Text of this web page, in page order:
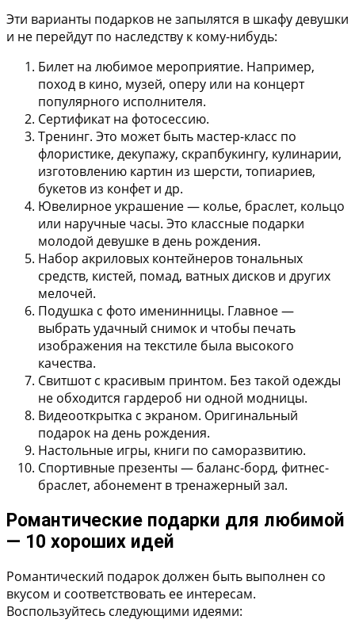
Эти варианты подарков не запылятся в шкафу девушки
и не перейдут по наследству к кому-нибудь:
Билет на любимое мероприятие. Например,
поход в кино, музей, оперу или на концерт
популярного исполнителя.
Сертификат на фотосессию.
Тренинг. Это может быть мастер-класс по
флористике, декупажу, скрапбукингу, кулинарии,
изготовлению картин из шерсти, топиариев,
букетов из конфет и др.
Ювелирное украшение— колье, браслет, кольцо
или наручные часы. Это классные подарки
молодой девушке в день рождения.
Набор акриловых контейнеров тональных
средств, кистей, помад, ватных дисков и других
мелочей.
Подушка с фото именинницы. Главное —
выбрать удачный снимок и чтобы печать
изображения на текстиле была высокого
качества.
Свитшот с красивым принтом. Без такой одежды
не обходится гардероб ни одной модницы.
Видеооткрытка с экраном. Оригинальный
подарок на день рождения.
Настольные игры, книги по саморазвитию.
Спортивные презенты — баланс-борд, фитнес-
браслет, абонемент в тренажерный зал.
Романтические подарки для любимой
— 10 хороших идей
Романтический подарок должен быть выполнен со
вкусом и соответствовать ее интересам.
Воспользуйтесь следующими идеями: